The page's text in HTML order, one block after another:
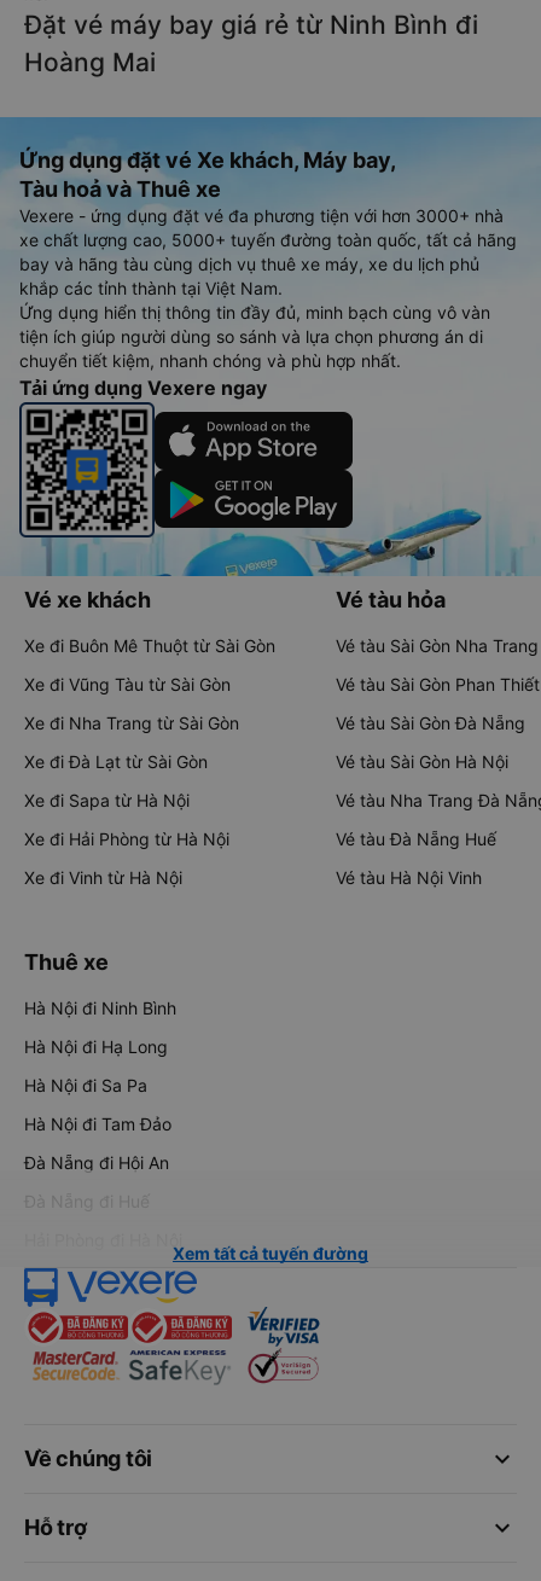
Đặt vé máy bay giá rẻ từ Ninh Bình đi
Hoàng Mai
Ứng dụng đặt vé Xe khách, Máy bay,
Tàu hoả và Thuê xe
Vexere - ứng dụng đặt vé đa phương tiện với hơn 3000+ nhà
xe chất lượng cao, 5000+ tuyến đường toàn quốc, tất cả hãng
bay và hãng tàu cùng dịch vụ thuê xe máy, xe du lịch phủ
khắp các tỉnh thành tại Việt Nam.
Ứng dụng hiển thị thông tin đầy đủ, minh bạch cùng vô vàn
tiện ích giúp người dùng so sánh và lựa chọn phương án di
chuyển tiết kiệm, nhanh chóng và phù hợp nhất.
Tải ứng dụng Vexere ngay
Vé xe khách
Xe đi Buôn Mê Thuột từ Sài Gòn
Xe đi Vũng Tàu từ Sài Gòn
Xe đi Nha Trang từ Sài Gòn
Xe đi Đà Lạt từ Sài Gòn
Xe đi Sapa từ Hà Nội
Xe đi Hải Phòng từ Hà Nội
Xe đi Vinh từ Hà Nội
Vé tàu hỏa
Vé tàu Sài Gòn Nha Trang
Vé tàu Sài Gòn Phan Thiết
Vé tàu Sài Gòn Đà Nẵng
Vé tàu Sài Gòn Hà Nội
Vé tàu Nha Trang Đà
Vé tàu Đà Nẵng Huế
Vé tàu Hà Nội Vinh
Thuê xe
Hà Nội đi Ninh Bình
Hà Nội đi Hạ Long
Hà Nội đi Sa Pa
Hà Nội đi Tam Đảo
Đà Nẵng đi Hội An
Đà Nẵng đi Huế
Xem tất cả tuyến đường
keyboard_arrow_down
Về chúng tôi
keyboard_arrow_down
Hỗ trợ